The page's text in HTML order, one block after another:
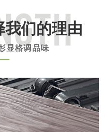
我们的理由
显格调品味